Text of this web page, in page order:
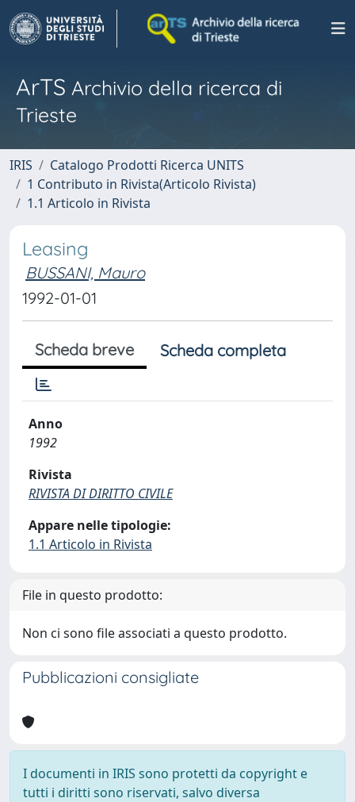
ArTS Archivio della ricerca di
Trieste
IRIS
Catalogo Prodotti Ricerca UNITS
1 Contributo in Rivista(Articolo Rivista)
1.1 Articolo in Rivista
Leasing
BUSSANI, Mauro
1992-01-01
Scheda breve Scheda completa
Anno
1992
Rivista
RIVISTA DI DIRITTO CIVILE
Appare nelle tipologie:
1.1 Articolo in Rivista
File in questo prodotto:
Non ci sono file associati a questo prodotto.
Pubblicazioni consigliate
I documenti in IRIS sono protetti da copyright e
tutti i diritti sono riservati, salvo diversa